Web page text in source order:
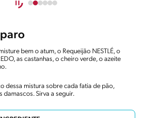
bem o atum, o Requeijão NESTLÉ, o
as castanhas, o cheiro verde, o azeite
dessa mistura sobre cada fatia de pão,
damascos. Sirva a seguir.